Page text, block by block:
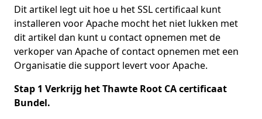
Dit artikel legt uit hoe u het SSL certificaal kunt
installeren voor Apache mocht het niet lukken met
dit artikel dan kunt u contact opnemen met de
verkoper van Apache of contact opnemen met een
Organisatie die support levert voor Apache.
Stap 1 Verkrijg het Thawte Root CA certificaat
Bundel.